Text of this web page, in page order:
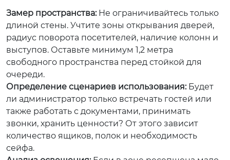
Замер пространства:Не ограничивайтесь только
длиной стены. Учтите зоны открывания дверей,
радиус поворота посетителей, наличие колонн и
выступов. Оставьте минимум 1,2 метра
свободного пространства перед стойкой для
очереди.
Определение сценариев использования:Будет
ли администратор только встречать гостей или
также работать с документами, принимать
звонки, хранить ценности? От этого зависит
количество ящиков, полок и необходимость
сейфа.